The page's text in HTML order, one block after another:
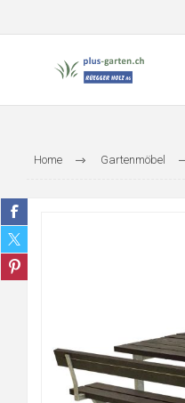
Home Gartenmöbel